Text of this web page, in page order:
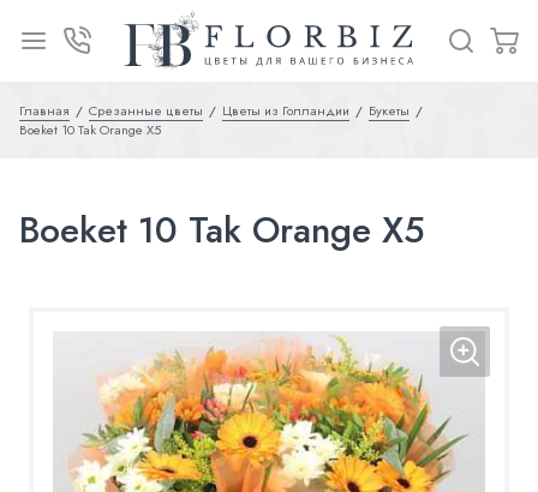
Главная Срезанные цветы Цветы из Голландии
Букеты
Boeket 10 Tak Orange X5
Boeket 10 Tak Orange X5